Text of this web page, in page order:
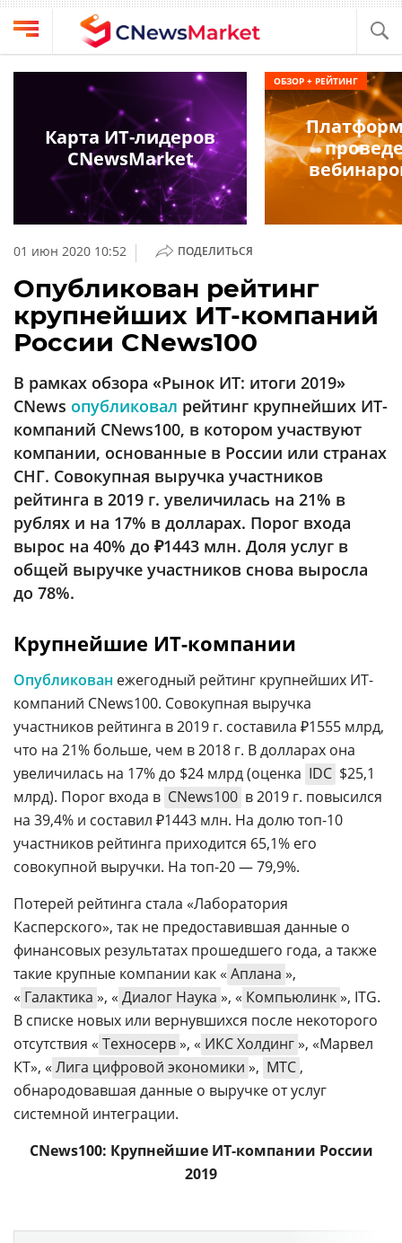
Выбрать
провайдера
Компании
обзоры
кабинет
О
проекте
Аналитика
Техника
ТВ
Об
издании
Вакансии
Контакты
Max
Telegram
Rutube
CNews
Конференции
Техника
01 июн 2020 10:52 | ПОДЕЛИТЬСЯ
Опубликован рейтинг
крупнейших ИТ-компаний
России CNews100
В рамках обзора «Рынок ИТ: итоги 2019»
CNews опубликовал рейтинг крупнейших ИТ-
компаний CNews100, в котором участвуют
компании, основанные в России или странах
СНГ. Совокупная выручка участников
рейтинга в 2019 г. увеличилась на 21% в
рублях и на 17% в долларах. Порог входа
вырос на 40% до ₽1443 млн. Доля услуг в
общей выручке участников снова выросла
до 78%.
Крупнейшие ИТ-компании
Опубликован ежегодный рейтинг крупнейших ИТ-
компаний CNews100. Совокупная выручка
участников рейтинга в 2019 г. составила ₽1555 млрд,
что на 21% больше, чем в 2018 г. В долларах она
увеличилась на 17% до $24 млрд (оценка IDC $25,1
млрд). Порог входа в CNews100 в 2019 г. повысился
на 39,4% и составил ₽1443 млн. На долю топ-10
участников рейтинга приходится 65,1% его
совокупной выручки. На топ-20 — 79,9%.
Потерей рейтинга стала «Лаборатория
Касперского», так не предоставившая данные о
финансовых результатах прошедшего года, а также
такие крупные компании как « Аплана »,
« Галактика », « Диалог Наука », « Компьюлинк», ITG.
В списке новых или вернувшихся после некоторого
отсутствия « Техносерв», « ИКС Холдинг», «Марвел
КТ», « Лига цифровой экономики », МТС ,
обнародовавшая данные о выручке от услуг
системной интеграции.
CNews100: Крупнейшие ИТ-компании России
2019
Карта ИТ-лидеров
CNewsMarket
ОБЗОР + РЕЙТИНГ